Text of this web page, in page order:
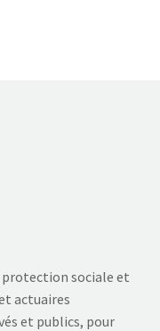
protection sociale et
actuaires
et publics, pour